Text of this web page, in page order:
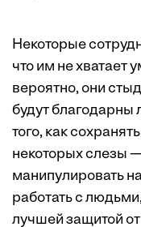
Некоторые
что им не хватает
вероятно, они
будут благодарны
того, как
некоторых слезы
манипулировать
работать с
лучшей защитой